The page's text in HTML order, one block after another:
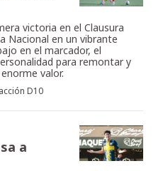
victoria en el Clausura
Nacional en un vibrante
en el marcador, el
para remontar y
valor.
D10
a